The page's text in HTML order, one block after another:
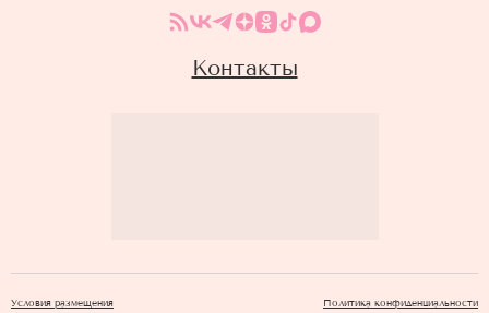
Контакты
Условия размещения Политика конфиденциальности